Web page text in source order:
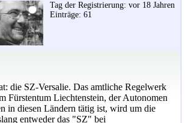
Tag der Registrierung: vor 18 Jahren
Einträge: 61
die SZ-Versalie. Das amtliche Regelwerk
Fürstentum Liechtenstein, der Autonomen
in diesen Ländern tätig ist, wird um die
entweder das "SZ" bei